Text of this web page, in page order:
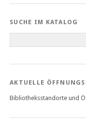
SUCHE IM KATALOG
AKTUELLE
Bibliotheksstandorte und